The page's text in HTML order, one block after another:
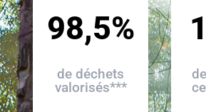
98,5%
de déchets
valorisés***